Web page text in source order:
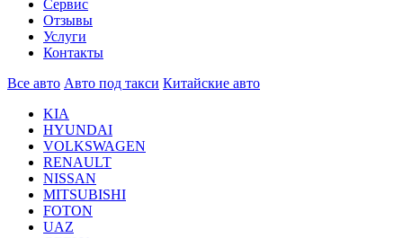
Сервис
Отзывы
Услуги
Контакты
Все авто Авто под такси Китайские авто
KIA
HYUNDAI
VOLKSWAGEN
RENAULT
NISSAN
MITSUBISHI
FOTON
UAZ